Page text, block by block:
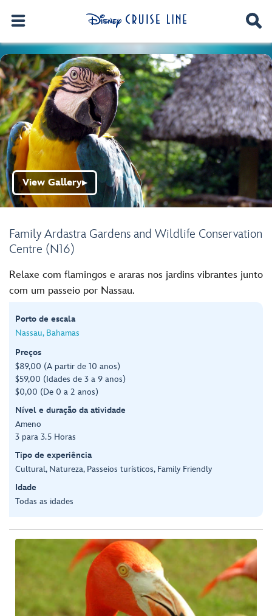
Family Ardastra Gardens and Wildlife Conservation
Centre (N16)
View Gallery▶
Relaxe com flamingos e araras nos jardins vibrantes junto
com um passeio por Nassau.
Porto de escala
Nassau, Bahamas
Preços
$89,00 (A partir de 10 anos)
$59,00 (Idades de 3 a 9 anos)
$0,00 (De 0 a 2 anos)
Nível e duração da atividade
Ameno
3 para 3.5 Horas
Tipo de experiência
Cultural, Natureza, Passeios turísticos, Family Friendly
Idade
Todas as idades